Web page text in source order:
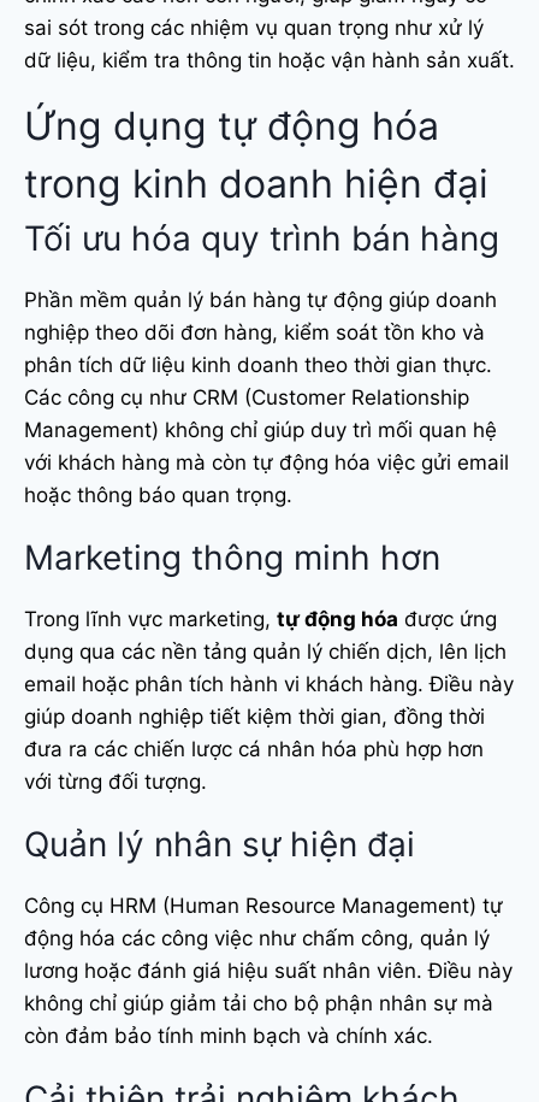
sai sót trong các nhiệm vụ quan trọng như xử lý
dữ liệu, kiểm tra thông tin hoặc vận hành sản xuất.
Ứng dụng tự động hóa
trong kinh doanh hiện đại
Tối ưu hóa quy trình bán hàng
Phần mềm quản lý bán hàng tự động giúp doanh
nghiệp theo dõi đơn hàng, kiểm soát tồn kho và
phân tích dữ liệu kinh doanh theo thời gian thực.
Các công cụ như CRM (Customer Relationship
Management) không chỉ giúp duy trì mối quan hệ
với khách hàng mà còn tự động hóa việc gửi email
hoặc thông báo quan trọng.
Marketing thông minh hơn
Trong lĩnh vực marketing, tự động hóa được ứng
dụng qua các nền tảng quản lý chiến dịch, lên lịch
email hoặc phân tích hành vi khách hàng. Điều này
giúp doanh nghiệp tiết kiệm thời gian, đồng thời
đưa ra các chiến lược cá nhân hóa phù hợp hơn
với từng đối tượng.
Quản lý nhân sự hiện đại
Công cụ HRM (Human Resource Management) tự
động hóa các công việc như chấm công, quản lý
lương hoặc đánh giá hiệu suất nhân viên. Điều này
không chỉ giúp giảm tải cho bộ phận nhân sự mà
còn đảm bảo tính minh bạch và chính xác.